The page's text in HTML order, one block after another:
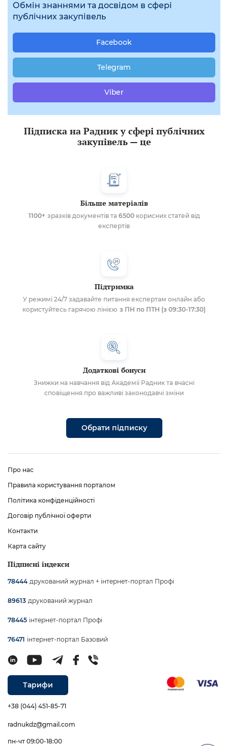
Обмін знаннями та досвідом в сфері
публічних закупівель
Facebook
Telegram
Viber
Підписка на Радник у сфері публічних
закупівель — це
Більше матеріалів
1100+ зразків документів та 6500корисних статей від
експертів
Підтримка
У режимі 24/7 задавайте питання експертам онлайн або
користуйтесь гарячою лінією з ПН по ПТН (з 09:30-17:30)
Додаткові бонуси
Знижки на навчання від Академії Радник та вчасні
сповіщення про важливі законодавчі зміни
Обрати підписку
Про нас
Правила користування порталом
Політика конфіденційності
Договір публічної оферти
Контакти
Карта сайту
Підписні індекси
78444 друкований журнал + інтернет-портал Профі
89613 друкований журнал
78445 інтернет-портал Профі
76471 інтернет-портал Базовий
Тарифи
+38 (044) 451-85-71
radnukdz@gmail.com
пн-чт 09:00-18:00